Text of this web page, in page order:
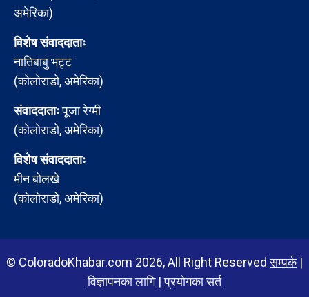
अमेरिका)
विशेष संवाददाताः
नातिबाबु भट्ट
(कोलोराडो, अमेरिका)
संवाददाताःपूजा रेग्मी
(कोलोराडो, अमेरिका)
विशेष संवाददाताः
मीन बोलखे
(कोलोराडो, अमेरिका)
© ColoradoKhabar.com 2026, All Right Reservedसम्पर्क|
विज्ञापनका लागि|प्रयोगका सर्त